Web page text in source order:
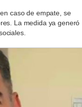
caso de empate, se
La medida ya generó